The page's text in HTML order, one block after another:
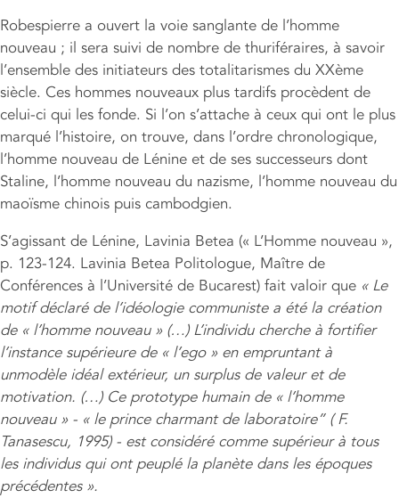
Robespierre a ouvert la voie sanglante de l’homme
nouveau ; il sera suivi de nombre de thuriféraires, à savoir
l’ensemble des initiateurs des totalitarismes du XXème
siècle. Ces hommes nouveaux plus tardifs procèdent de
celui-ci qui les fonde. Si l’on s’attache à ceux qui ont le plus
marqué l’histoire, on trouve, dans l’ordre chronologique,
l’homme nouveau de Lénine et de ses successeurs dont
Staline, l’homme nouveau du nazisme, l’homme nouveau du
maoïsme chinois puis cambodgien.
S’agissant de Lénine, Lavinia Betea (« L’Homme nouveau »,
p. 123-124. Lavinia Betea Politologue, Maître de
Conférences à l’Université de Bucarest) fait valoir que « Le
motif déclaré de l’idéologie communiste a été la création
de « l’homme nouveau » (…)L’individu cherche à fortifier
l’instance supérieure de « l’ego » en empruntant à
unmodèle idéal extérieur, un surplus de valeur et de
motivation. (…) Ce prototype humain de « l’homme
nouveau » - « le prince charmant de laboratoire” ( F.
Tanasescu, 1995) - est considéré comme supérieur à tous
les individus qui ont peuplé la planète dans les époques
précédentes».